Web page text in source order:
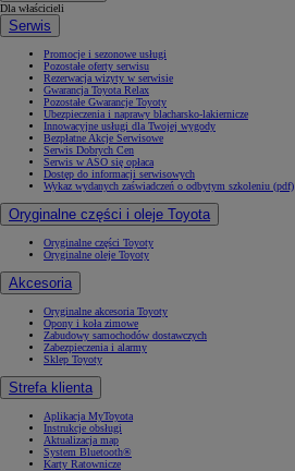
Dla właścicieli
Serwis
Promocje i sezonowe usługi
Pozostałe oferty serwisu
Rezerwacja wizyty w serwisie
Gwarancja Toyota Relax
Pozostałe Gwarancje Toyoty
Ubezpieczenia i naprawy blacharsko-lakiernicze
Innowacyjne usługi dla Twojej wygody
Bezpłatne Akcje Serwisowe
Serwis Dobrych Cen
Serwis w ASO się opłaca
Dostęp do informacji serwisowych
Wykaz wydanych zaświadczeń o odbytym szkoleniu (pdf)
Oryginalne części i oleje Toyota
Oryginalne części Toyoty
Oryginalne oleje Toyoty
Akcesoria
Oryginalne akcesoria Toyoty
Opony i koła zimowe
Zabudowy samochodów dostawczych
Zabezpieczenia i alarmy
Sklep Toyoty
Strefa klienta
Aplikacja MyToyota
Instrukcje obsługi
Aktualizacja map
System Bluetooth®
Karty Ratownicze